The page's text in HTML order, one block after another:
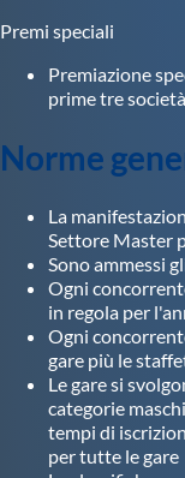
Premi speciali
Premiazione
prime tre
Norme
La
Settore Master
Sono ammessi
Ogni
in regola per
Ogni
gare più le
Le gare si
categorie
tempi di
per tutte le gare